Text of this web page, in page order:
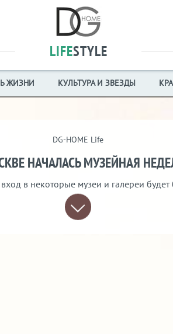
LIFESTYLE
ЖИЗНИ КУЛЬТУРА И ЗВЕЗДЫ
DG-HOME Life
НАЧАЛАСЬ МУЗЕЙНАЯ
в некоторые музеи и галереи будет